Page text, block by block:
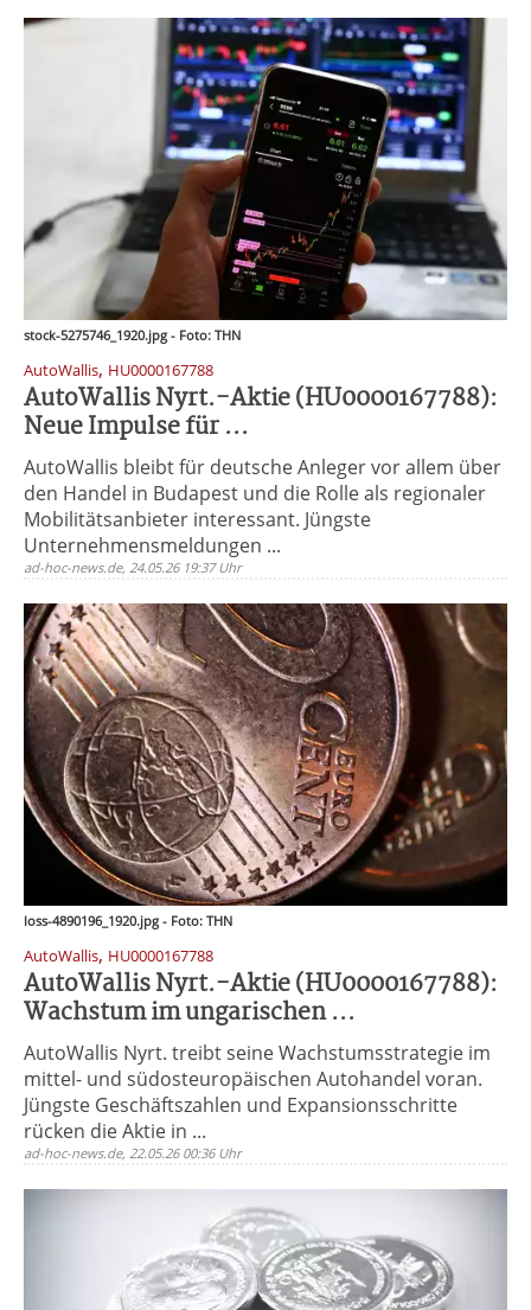
stock-5275746_1920.jpg - Foto: THN
AutoWallis, HU0000167788
AutoWallis Nyrt.-Aktie (HU0000167788):
Neue Impulse für ...
AutoWallis bleibt für deutsche Anleger vor allem über
den Handel in Budapest und die Rolle als regionaler
Mobilitätsanbieter interessant. Jüngste
Unternehmensmeldungen ...
ad-hoc-news.de, 24.05.26 19:37 Uhr
loss-4890196_1920.jpg - Foto: THN
AutoWallis, HU0000167788
AutoWallis Nyrt.-Aktie (HU0000167788):
Wachstum im ungarischen ...
AutoWallis Nyrt. treibt seine Wachstumsstrategie im
mittel- und südosteuropäischen Autohandel voran.
Jüngste Geschäftszahlen und Expansionsschritte
rücken die Aktie in ...
ad-hoc-news.de, 22.05.26 00:36 Uhr